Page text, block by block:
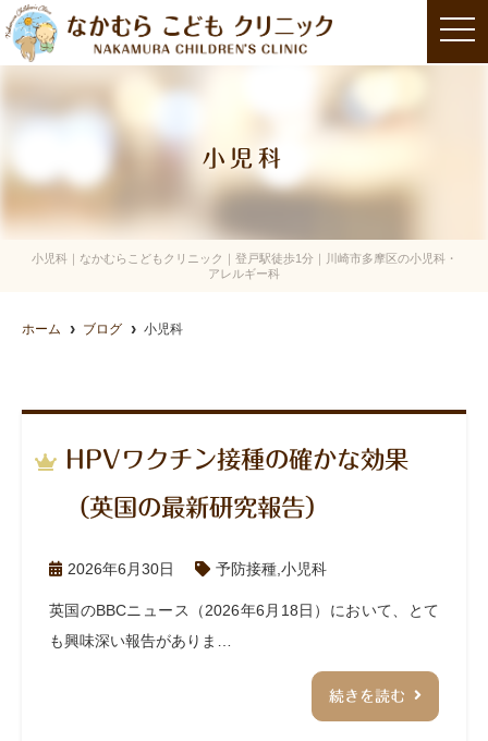
t
o
i
小児科
小児科｜なかむらこどもクリニック｜登戸駅徒歩1分｜川崎市多摩区の小児科・
アレルギー科
ホーム ブログ 小児科
HPVワクチン接種の確かな効果
（英国の最新研究報告）
2026年6月30日 予防接種 小児科
英国のBBCニュース（2026年6月18日）において、とて
も興味深い報告がありま…
続きを読む